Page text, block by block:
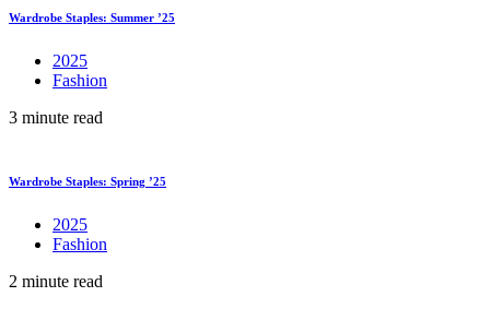
Wardrobe Staples: Summer ’25
2025
Fashion
3 minute read
Wardrobe Staples: Spring ’25
2025
Fashion
2 minute read